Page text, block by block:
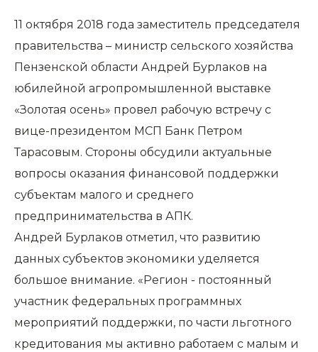
11 октября 2018 года заместитель председателя
правительства – министр сельского хозяйства
Пензенской области Андрей Бурлаков на
юбилейной агропромышленной выставке
«Золотая осень» провел рабочую встречу с
вице-президентом МСП Банк Петром
Тарасовым. Стороны обсудили актуальные
вопросы оказания финансовой поддержки
субъектам малого и среднего
предпринимательства в АПК.
Андрей Бурлаков отметил, что развитию
данных субъектов экономики уделяется
большое внимание. «Регион - постоянный
участник федеральных программных
мероприятий поддержки, по части льготного
кредитования мы активно работаем с малым и